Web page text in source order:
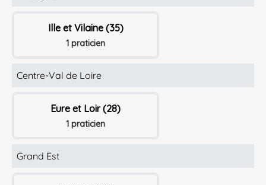
Ille et Vilaine (35)
1 praticien
Centre-Val de Loire
Eure et Loir (28)
1 praticien
Grand Est